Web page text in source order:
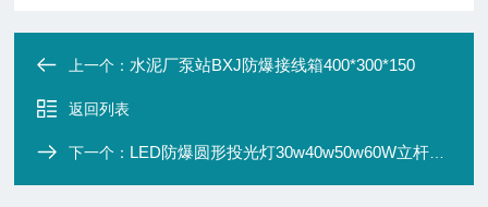
上一个： 水泥厂泵站BXJ防爆接线箱400*300*150
返回列表
下一个： LED防爆圆形投光灯30w40w50w60W立杆式安装